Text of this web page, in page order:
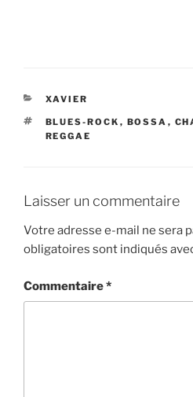
CATÉGORIES
XAVIER
ÉTIQUETTES
BLUES-ROCK , BOSSA ,
REGGAE
Laisser un commentaire
Votre adresse e-mail ne sera
obligatoires sont indiqués
Commentaire*